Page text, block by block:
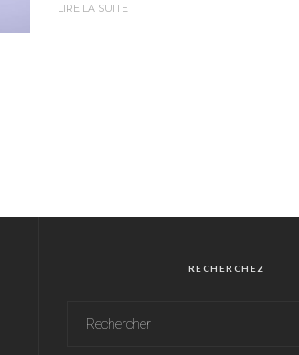
LIRE LA SUITE
RECHERCHEZ